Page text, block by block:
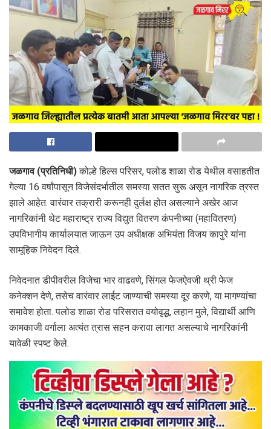
जळगाव (प्रतिनिधी)कोल्हे हिल्स परिसर, पलोड शाळा रोड येथील वसाहतीत
गेल्या 16 वर्षांपासून विजेसंदर्भातील समस्या सतत सुरू असून नागरिक त्रस्त
झाले आहेत. वारंवार तक्रारी करूनही दुर्लक्ष होत असल्याने अखेर आज
नागरिकांनी थेट महाराष्ट्र राज्य विद्युत वितरण कंपनीच्या (महावितरण)
उपविभागीय कार्यालयात जाऊन उप अधीक्षक अभियंता विजय कापुरे यांना
सामूहिक निवेदन दिले.
निवेदनात डीपीवरील विजेचा भार वाढवणे, सिंगल फेजऐवजी थ्री फेज
कनेक्शन देणे, तसेच वारंवार लाईट जाण्याची समस्या दूर करणे, या मागण्यांचा
समावेश होता. पलोड शाळा रोड परिसरात वयोवृद्ध, लहान मुले, विद्यार्थी आणि
कामकाजी वर्गाला अत्यंत त्रास सहन करावा लागत असल्याचे नागरिकांनी
यावेळी स्पष्ट केले.